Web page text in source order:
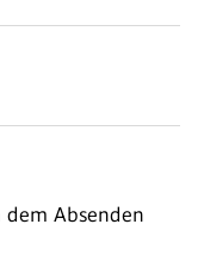
Absenden